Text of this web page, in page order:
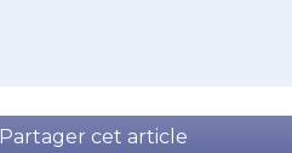
Partager cet article